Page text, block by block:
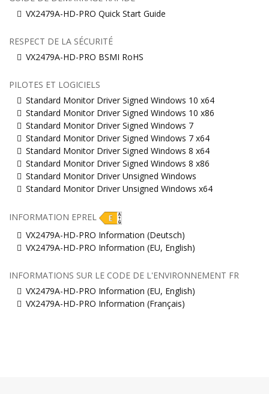
VX2479A-HD-PRO Quick Start Guide
RESPECT DE LA SÉCURITÉ
VX2479A-HD-PRO BSMI RoHS
PILOTES ET LOGICIELS
Standard Monitor Driver Signed Windows 10 x64
Standard Monitor Driver Signed Windows 10 x86
Standard Monitor Driver Signed Windows 7
Standard Monitor Driver Signed Windows 7 x64
Standard Monitor Driver Signed Windows 8 x64
Standard Monitor Driver Signed Windows 8 x86
Standard Monitor Driver Unsigned Windows
Standard Monitor Driver Unsigned Windows x64
INFORMATION EPREL
VX2479A-HD-PRO Information (Deutsch)
VX2479A-HD-PRO Information (EU, English)
INFORMATIONS SUR LE CODE DE L'ENVIRONNEMENT FR
VX2479A-HD-PRO Information (EU, English)
VX2479A-HD-PRO Information (Français)